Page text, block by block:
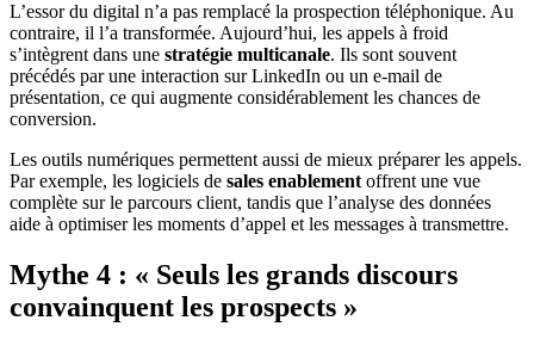
L’essor du digital n’a pas remplacé la prospection téléphonique. Au
contraire, il l’a transformée. Aujourd’hui, les appels à froid
s’intègrent dans une stratégie multicanale. Ils sont souvent
précédés par une interaction sur LinkedIn ou un e-mail de
présentation, ce qui augmente considérablement les chances de
conversion.
Les outils numériques permettent aussi de mieux préparer les appels.
Par exemple, les logiciels de sales enablement offrent une vue
complète sur le parcours client, tandis que l’analyse des données
aide à optimiser les moments d’appel et les messages à transmettre.
Mythe 4 : « Seuls les grands discours
convainquent les prospects »